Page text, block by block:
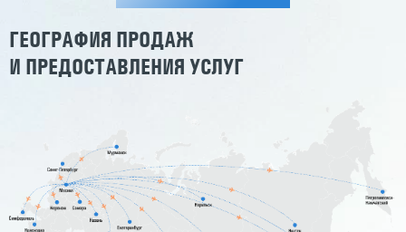
ГЕОГРАФИЯ ПРОДАЖ
И ПРЕДОСТАВЛЕНИЯ УСЛУГ